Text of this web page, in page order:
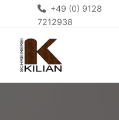
+49 (0) 9128
7212938